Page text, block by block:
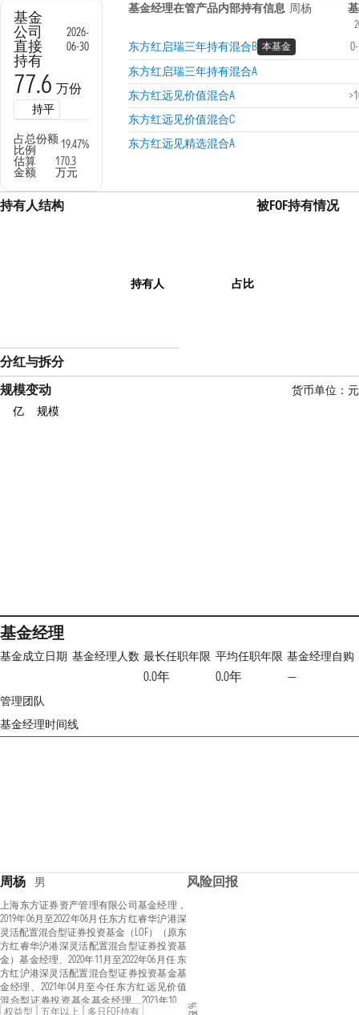
基金
公司
直接
持有
2026-
06-30
77.6 万份
持平
占总份额
比例
19.47%
估算
金额
170.3
万元
基金经理在管产品内部持有信息 周杨
东方红启瑞三年持有混合B 本基金
东方红启瑞三年持有混合A
东方红远见价值混合A
东方红远见价值混合C
东方红远见精选混合A
持有人结构
持有人 占比
被FOF持有情况
分红与拆分
规模变动
货币单位：元
亿
规模
基金经理
基金成立日期 基金经理人数 最长任职年限
0.0年
平均任职年限
0.0年
基金经理自购
—
管理团队
基金经理时间线
周杨 男
上海东方证券资产管理有限公司基金经理，
2019年06月至2022年06月任东方红睿华沪港深
灵活配置混合型证券投资基金（LOF）（原东
方红睿华沪港深灵活配置混合型证券投资基
金）基金经理、2020年11月至2022年06月任 东
方红沪港深灵活配置混合型证券投资基金基
金经理、2021年04月至今任东方红远见价值
混合型证券投资基金基金经理、2023年10月
权益型 五年以上 多只FOF持有
风险回报